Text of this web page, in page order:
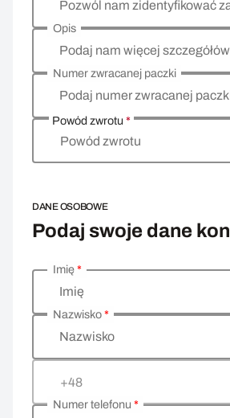
Pozwól nam zidentyfikować
Opis
Podaj numer zwracanej
Numer zwracanej paczki
Powód zwrotu*
Powód zwrotu
DANE OSOBOWE
Podaj swoje dane
Wprowadź swoje dane osobowe
Imię
Imię*
Nazwisko
Nazwisko*
+48
Numer telefonu *